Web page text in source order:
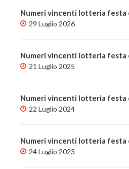
Numeri vincenti lotteria festa
29 Luglio 2026
Numeri vincenti lotteria festa
21 Luglio 2025
Numeri vincenti lotteria festa
22 Luglio 2024
Numeri vincenti lotteria festa
24 Luglio 2023